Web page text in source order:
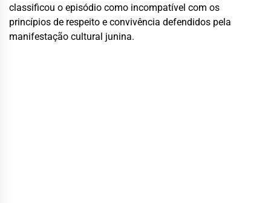
classificou o episódio como incompatível com os
princípios de respeito e convivência defendidos pela
manifestação cultural junina.